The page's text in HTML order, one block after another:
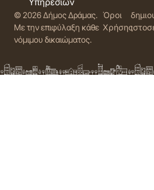
© 2026 Δήμος Δράμας.
Με την επιφύλαξη κάθε
νόμιμου δικαιώματος.
Όροι
Χρήσης